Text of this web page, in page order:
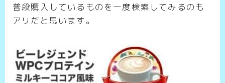
普段購入しているものを一度検索してみるのも
アリだと思います。